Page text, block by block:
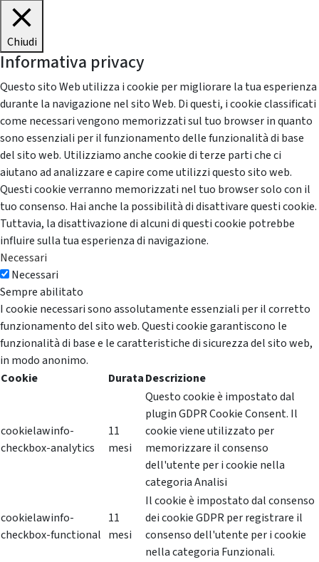
Chiudi
Informativa privacy
Questo sito Web utilizza i cookie per migliorare la tua esperienza
durante la navigazione nel sito Web. Di questi, i cookie classificati
come necessari vengono memorizzati sul tuo browser in quanto
sono essenziali per il funzionamento delle funzionalità di base
del sito web. Utilizziamo anche cookie di terze parti che ci
aiutano ad analizzare e capire come utilizzi questo sito web.
Questi cookie verranno memorizzati nel tuo browser solo con il
tuo consenso. Hai anche la possibilità di disattivare questi cookie.
Tuttavia, la disattivazione di alcuni di questi cookie potrebbe
influire sulla tua esperienza di navigazione.
Necessari
Necessari
Sempre abilitato
I cookie necessari sono assolutamente essenziali per il corretto
funzionamento del sito web. Questi cookie garantiscono le
funzionalità di base e le caratteristiche di sicurezza del sito web,
in modo anonimo.
Cookie
DurataDescrizione
cookielawinfo-
checkbox-analytics
11
mesi
Questo cookie è impostato dal
plugin GDPR Cookie Consent. Il
cookie viene utilizzato per
memorizzare il consenso
dell'utente per i cookie nella
categoria Analisi
cookielawinfo-
checkbox-functional
11
mesi
Il cookie è impostato dal consenso
dei cookie GDPR per registrare il
consenso dell'utente per i cookie
nella categoria Funzionali.